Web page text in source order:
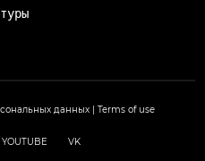
данных Terms of use
YOUTUBE VK